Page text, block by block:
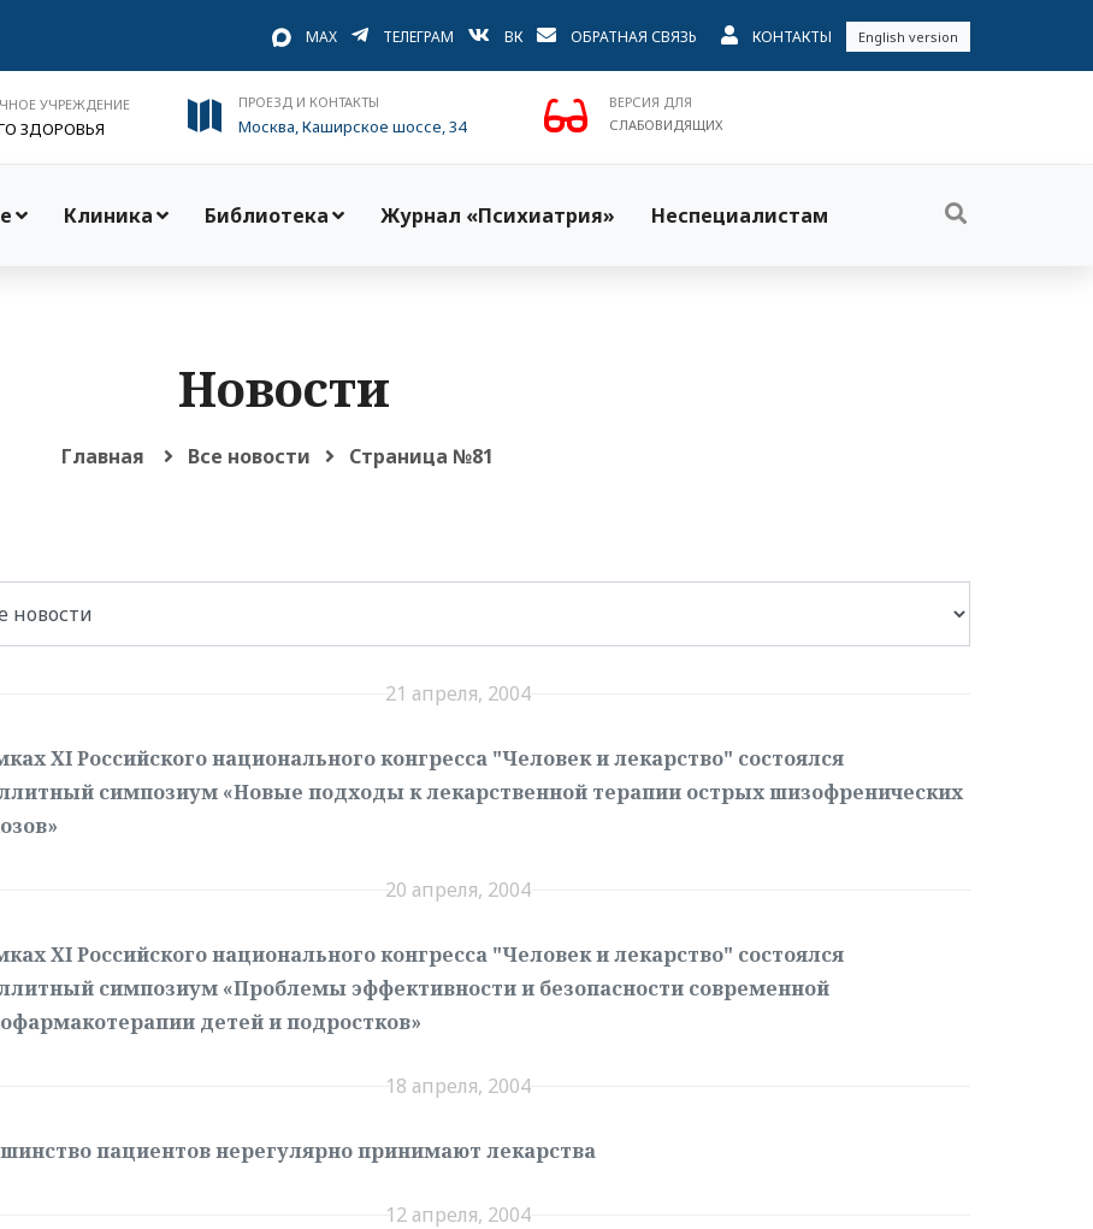
MAX ТЕЛЕГРАМ ВК ОБРАТНАЯ СВЯЗЬ КОНТАКТЫ English version
УЧРЕЖДЕНИЕ
ЗДОРОВЬЯ
ПРОЕЗД И КОНТАКТЫ
Москва, Каширское шоссе, 34
ВЕРСИЯ ДЛЯ
СЛАБОВИДЯЩИХ
Клиника Библиотека Журнал «Психиатрия» Неспециалистам
Новости
Главная Все новости Страница №81
21 апреля, 2004
ХI Российского национального конгресса "Человек и лекарство" состоялся
симпозиум «Новые подходы к лекарственной терапии острых шизофренических
20 апреля, 2004
ХI Российского национального конгресса "Человек и лекарство" состоялся
симпозиум «Проблемы эффективности и безопасности современной
детей и подростков»
18 апреля, 2004
пациентов нерегулярно принимают лекарства
12 апреля, 2004